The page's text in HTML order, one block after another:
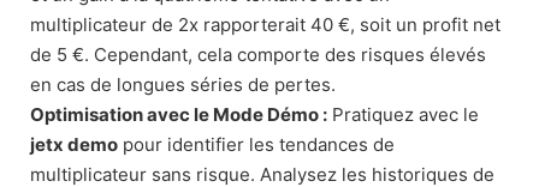
multiplicateur de 2x rapporterait 40 €, soit un profit net
de 5 €. Cependant, cela comporte des risques élevés
en cas de longues séries de pertes.
Optimisation avec le Mode Démo : Pratiquez avec le
jetx demo pour identifier les tendances de
multiplicateur sans risque. Analysez les historiques de